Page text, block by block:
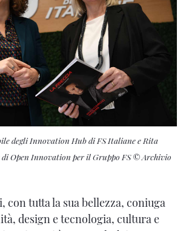
degli Innovation Hub di FS Italiane e Rita
di Open Innovation per il Gruppo FS © Archivio
con tutta la sua bellezza, coniuga
design e tecnologia, cultura e